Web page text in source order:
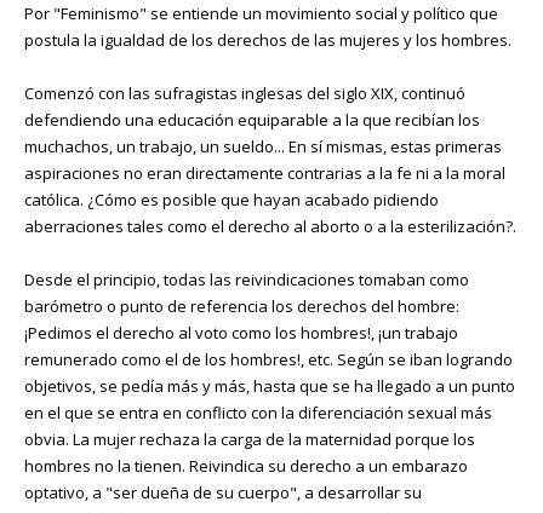
Por "Feminismo" se entiende un movimiento social y político que
postula la igualdad de los derechos de las mujeres y los hombres.
Comenzó con las sufragistas inglesas del siglo XIX, continuó
defendiendo una educación equiparable a la que recibían los
muchachos, un trabajo, un sueldo... En sí mismas, estas primeras
aspiraciones no eran directamente contrarias a la fe ni a la moral
católica. ¿Cómo es posible que hayan acabado pidiendo
aberraciones tales como el derecho al aborto o a la esterilización?.
Desde el principio, todas las reivindicaciones tomaban como
barómetro o punto de referencia los derechos del hombre:
¡Pedimos el derecho al voto como los hombres!, ¡un trabajo
remunerado como el de los hombres!, etc. Según se iban logrando
objetivos, se pedía más y más, hasta que se ha llegado a un punto
en el que se entra en conflicto con la diferenciación sexual más
obvia. La mujer rechaza la carga de la maternidad porque los
hombres no la tienen. Reivindica su derecho a un embarazo
optativo, a "ser dueña de su cuerpo", a desarrollar su